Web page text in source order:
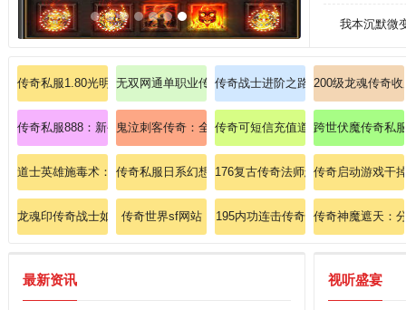
我本沉默微
传奇私服1.80光明版：加入传奇私服1.80光明版，探索光明世界
无双网通单职业传奇：零延迟PK，刀刀暴击爽翻天！
传奇战士进阶之路：从菜鸟到战神
200级龙魂传奇
传奇私服888：新手必看！法师火墙术卡位实战秘籍！
鬼泣刺客传奇：全面剖析影舞步与死亡标记的致命连携
传奇可短信充值道士怎么能加强英
跨世伏魔传奇私
道士英雄施毒术：剧毒蔓延，控场无解！
传奇私服日系幻想改版：体验和风幻想传奇，征服天照
176复古传奇法师怎样急速修炼冰咆
传奇启动游戏干
龙魂印传奇战士如何突破烈火剑法极限？
传奇世界sf网站 195内功连击传奇 传奇神魔遮天：
最新资讯 视听盛宴